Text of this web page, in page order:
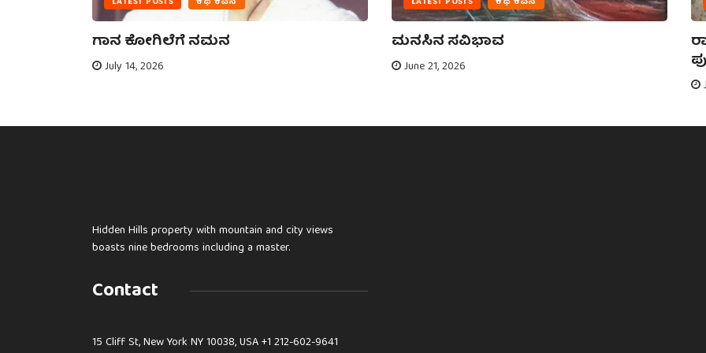
ಗಾನ ಕೋಗಿಲೆಗೆ ನಮನ
July 14, 2026
ಮನಸಿನ ಸವಿಭಾವ
June 21, 2026
Hidden Hills property with mountain and city views
boasts nine bedrooms including a master.
Contact
15 Cliff St, New York NY 10038, USA+1 212-602-9641